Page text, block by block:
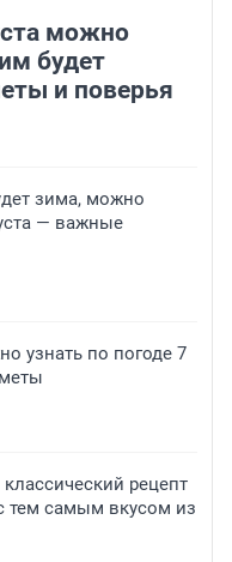
можно
будет
и поверья
зима, можно
— важные
узнать по погоде 7
рецепт
тем самым вкусом из